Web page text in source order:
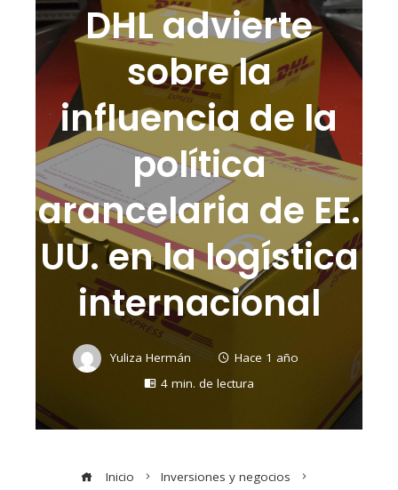
DHL advierte
sobre la
influencia de la
política
arancelaria de EE.
UU. en la logística
internacional
Yuliza Hermán
Hace 1 año
4 min. de lectura
Inicio
Inversiones y negocios